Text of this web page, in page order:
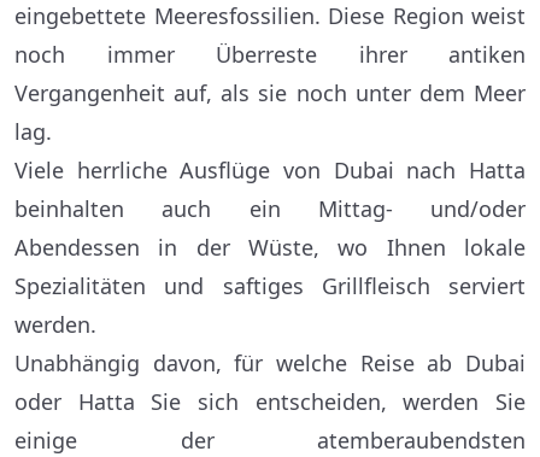
eingebettete Meeresfossilien. Diese Region weist
noch immer Überreste ihrer antiken
Vergangenheit auf, als sie noch unter dem Meer
lag.
Viele herrliche Ausflüge von Dubai nach Hatta
beinhalten auch ein Mittag- und/oder
Abendessen in der Wüste, wo Ihnen lokale
Spezialitäten und saftiges Grillfleisch serviert
werden.
Unabhängig davon, für welche Reise ab Dubai
oder Hatta Sie sich entscheiden, werden Sie
einige der atemberaubendsten